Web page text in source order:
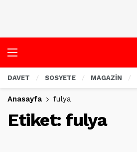
DAVET SOSYETE MAGAZİN
Anasayfa fulya
Etiket: fulya